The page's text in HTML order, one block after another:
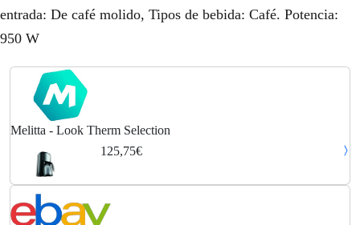
entrada: De café molido, Tipos de bebida: Café. Potencia:
950 W
Melitta - Look Therm Selection
125,75€